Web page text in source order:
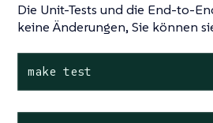
Die Unit-Tests und die End-to-
keine Änderungen, Sie können
make test